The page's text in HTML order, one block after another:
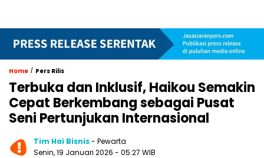
Home / Pers Rilis
Terbuka dan Inklusif, Haikou Semakin
Cepat Berkembang sebagai Pusat
Seni Pertunjukan Internasional
Tim Hai Bisnis- Pewarta
Senin, 19 Januari 2026 - 05:27 WIB